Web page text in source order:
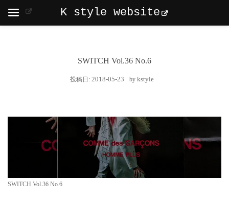
SWITCH Vol.36 No.6
投稿日: 2018-05-23 by kstyle
SWITCH Vol.36 No.6
K style website